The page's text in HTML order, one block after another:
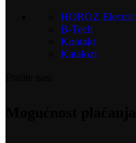
HOROZ Electric
B-Tech
Kontakt
Katalozi